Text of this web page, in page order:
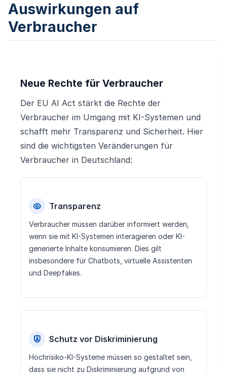
Auswirkungen auf
Verbraucher
Neue Rechte für Verbraucher
Der EU AI Act stärkt die Rechte der
Verbraucher im Umgang mit KI-Systemen und
schafft mehr Transparenz und Sicherheit. Hier
sind die wichtigsten Veränderungen für
Verbraucher in Deutschland:
Transparenz
Verbraucher müssen darüber informiert werden,
wenn sie mit KI-Systemen interagieren oder KI-
generierte Inhalte konsumieren. Dies gilt
insbesondere für Chatbots, virtuelle Assistenten
und Deepfakes.
Schutz vor Diskriminierung
Hochrisiko-KI-Systeme müssen so gestaltet sein,
dass sie nicht zu Diskriminierung aufgrund von